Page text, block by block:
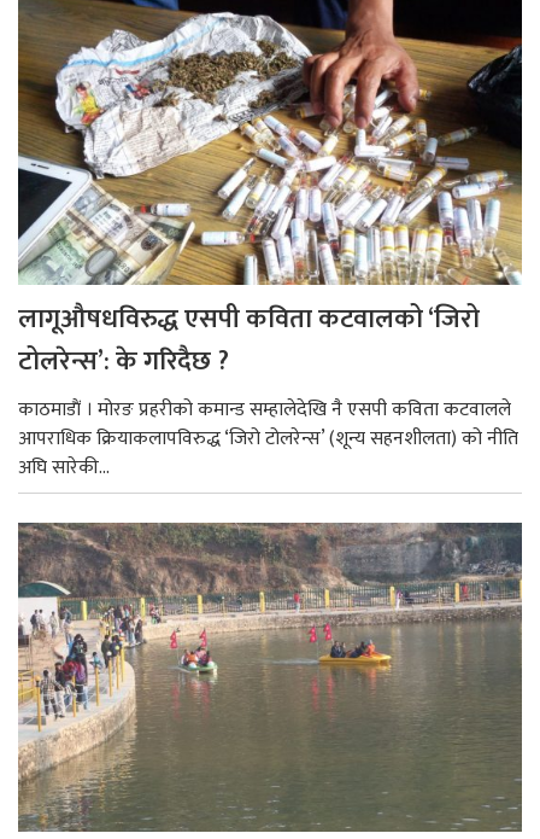
लागूऔषधविरुद्ध एसपी कविता कटवालको ‘जिरो
टोलरेन्स’: के गरिदैछ ?
काठमाडाैं । मोरङ प्रहरीको कमान्ड सम्हालेदेखि नै एसपी कविता कटवालले
आपराधिक क्रियाकलापविरुद्ध ‘जिरो टोलरेन्स’ (शून्य सहनशीलता) को नीति
अघि सारेकी...